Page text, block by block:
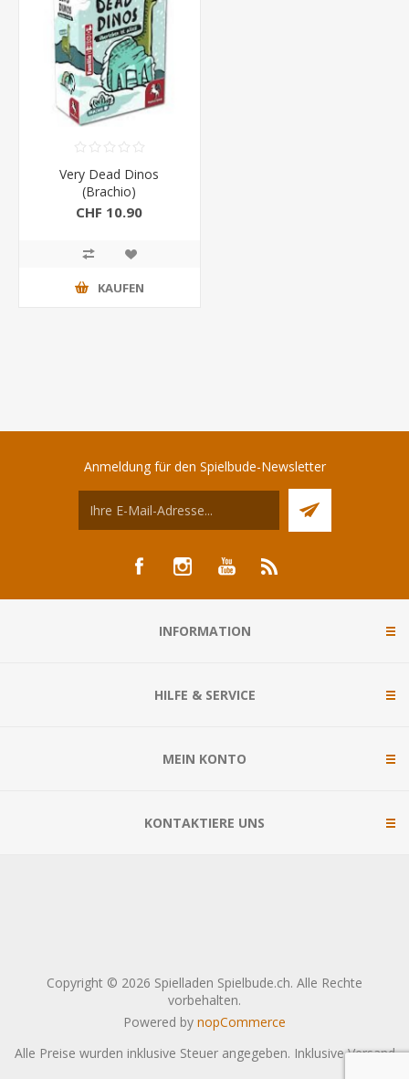
Very Dead Dinos
(Brachio)
CHF 10.90
KAUFEN
Anmeldung für den Spielbude-Newsletter
INFORMATION
HILFE & SERVICE
MEIN KONTO
KONTAKTIERE UNS
Copyright © 2026 Spielladen Spielbude.ch. Alle Rechte
vorbehalten.
Powered by nopCommerce
Alle Preise wurden inklusive Steuer angegeben. InklusiveVersand